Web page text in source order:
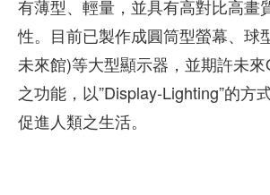
有薄型、輕量，並具有高對比高畫
性。目前已製作成圓筒型螢幕、球
未來館)等大型顯示器，並期許未
之功能，以”Display-Lighting”的方
促進人類之生活。